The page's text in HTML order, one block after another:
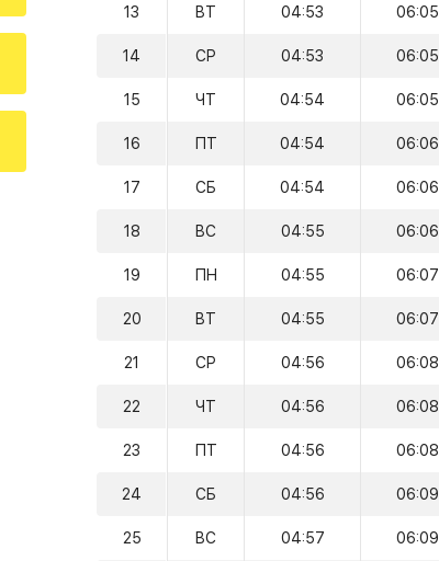
13 ВТ 04:53 06:05
14 СР 04:53 06:05
15 ЧТ 04:54 06:05
16 ПТ 04:54 06:06
17 СБ 04:54 06:06
18 ВС 04:55 06:06
19 ПН 04:55 06:07
20 ВТ 04:55 06:07
21 СР 04:56 06:08
22 ЧТ 04:56 06:08
23 ПТ 04:56 06:08
24 СБ 04:56 06:09
25 ВС 04:57 06:09